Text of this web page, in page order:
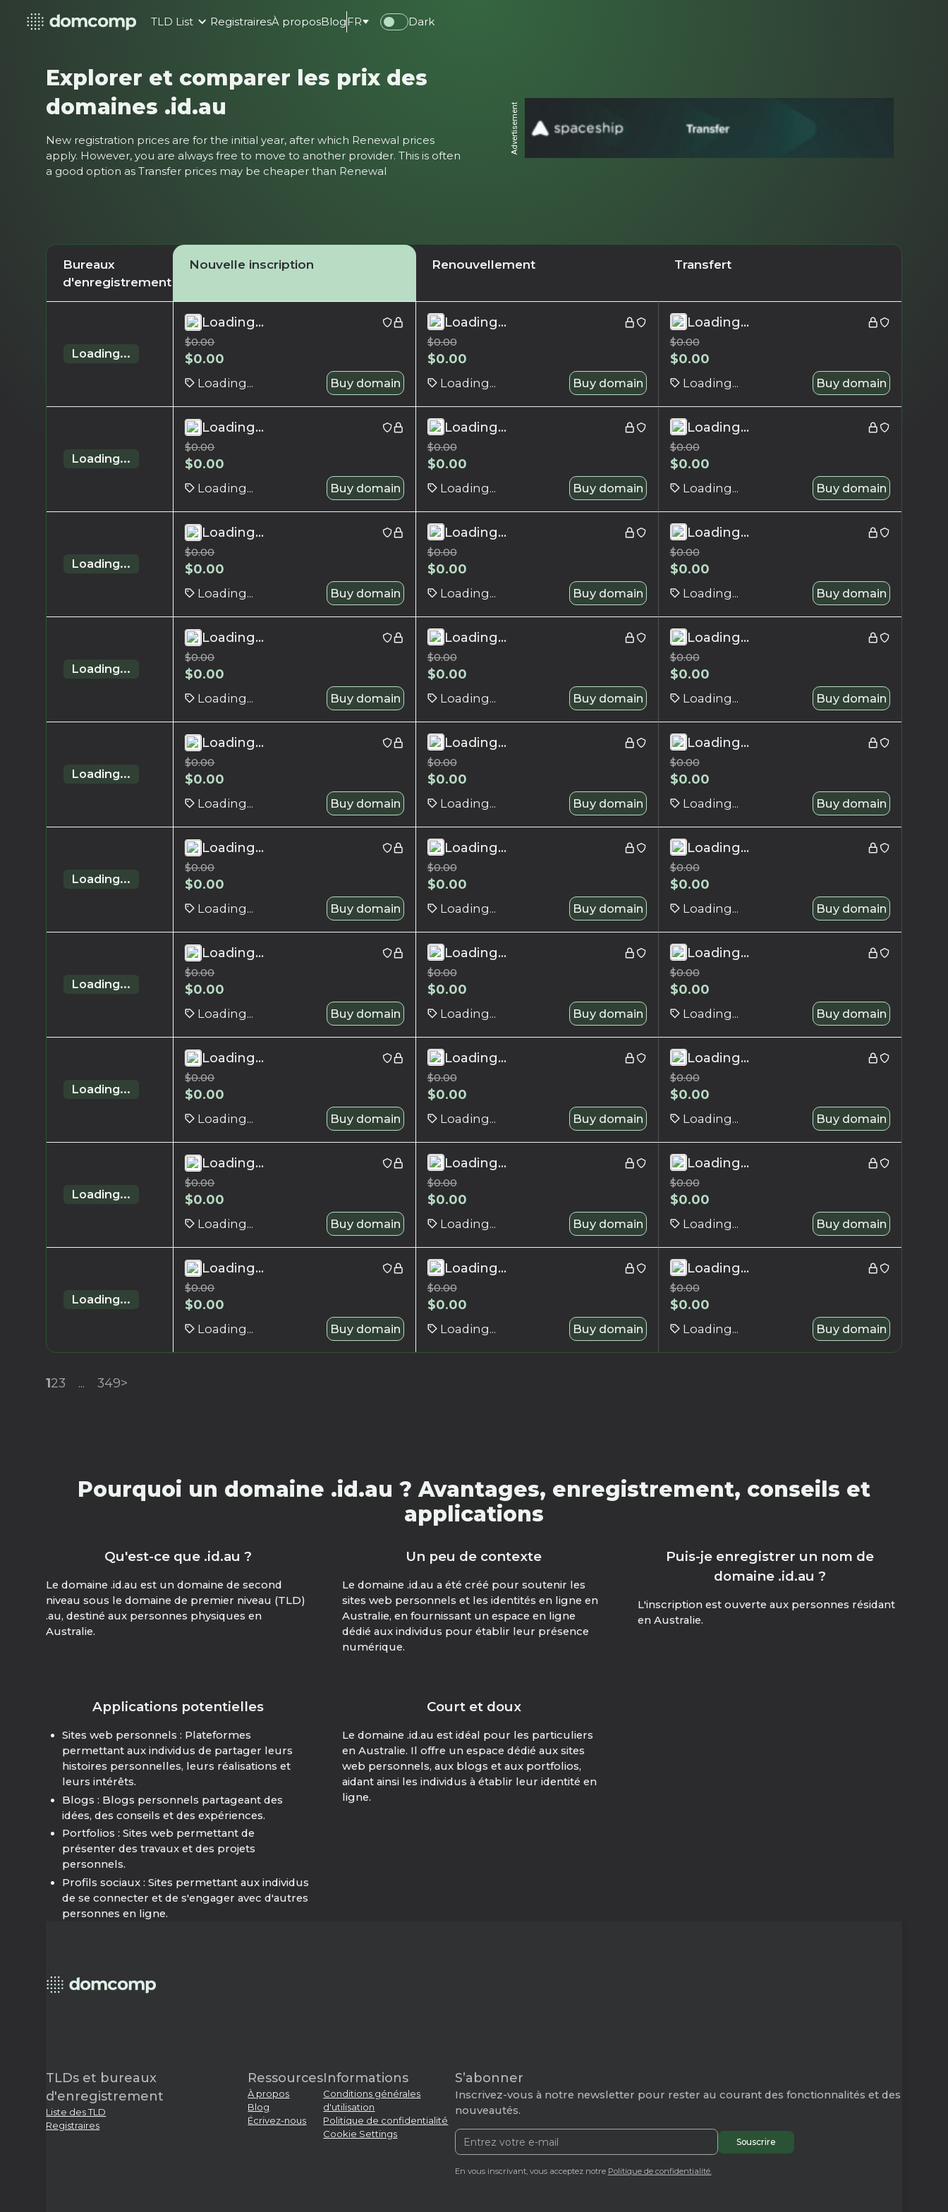
TLD List RegistrairesÀ proposBlog FR Dark
Explorer et comparer les prix des
domaines .id.au
New registration prices are for the initial year, after which Renewal prices
apply. However, you are always free to move to another provider. This is often
a good option as Transfer prices may be cheaper than Renewal
Advertisement
Bureaux
d'enregistrement
Nouvelle inscription Renouvellement Transfert
Loading...
Loading...
$0.00
$0.00
Loading... Buy domain
Loading...
$0.00
$0.00
Loading... Buy domain
Loading...
$0.00
$0.00
Loading... Buy domain
Loading...
Loading...
$0.00
$0.00
Loading... Buy domain
Loading...
$0.00
$0.00
Loading... Buy domain
Loading...
$0.00
$0.00
Loading... Buy domain
Loading...
Loading...
$0.00
$0.00
Loading... Buy domain
Loading...
$0.00
$0.00
Loading... Buy domain
Loading...
$0.00
$0.00
Loading... Buy domain
Loading...
Loading...
$0.00
$0.00
Loading... Buy domain
Loading...
$0.00
$0.00
Loading... Buy domain
Loading...
$0.00
$0.00
Loading... Buy domain
Loading...
Loading...
$0.00
$0.00
Loading... Buy domain
Loading...
$0.00
$0.00
Loading... Buy domain
Loading...
$0.00
$0.00
Loading... Buy domain
Loading...
Loading...
$0.00
$0.00
Loading... Buy domain
Loading...
$0.00
$0.00
Loading... Buy domain
Loading...
$0.00
$0.00
Loading... Buy domain
Loading...
Loading...
$0.00
$0.00
Loading... Buy domain
Loading...
$0.00
$0.00
Loading... Buy domain
Loading...
$0.00
$0.00
Loading... Buy domain
Loading...
Loading...
$0.00
$0.00
Loading... Buy domain
Loading...
$0.00
$0.00
Loading... Buy domain
Loading...
$0.00
$0.00
Loading... Buy domain
Loading...
Loading...
$0.00
$0.00
Loading... Buy domain
Loading...
$0.00
$0.00
Loading... Buy domain
Loading...
$0.00
$0.00
Loading... Buy domain
Loading...
Loading...
$0.00
$0.00
Loading... Buy domain
Loading...
$0.00
$0.00
Loading... Buy domain
Loading...
$0.00
$0.00
Loading... Buy domain
123 ... 349>
Pourquoi un domaine .id.au ? Avantages, enregistrement, conseils et
applications
Qu'est-ce que .id.au ?
Le domaine .id.au est un domaine de second
niveau sous le domaine de premier niveau (TLD)
.au, destiné aux personnes physiques en
Australie.
Un peu de contexte
Le domaine .id.au a été créé pour soutenir les
sites web personnels et les identités en ligne en
Australie, en fournissant un espace en ligne
dédié aux individus pour établir leur présence
numérique.
Puis-je enregistrer un nom de
domaine .id.au ?
L'inscription est ouverte aux personnes résidant
en Australie.
Applications potentielles
Sites web personnels : Plateformes
permettant aux individus de partager leurs
histoires personnelles, leurs réalisations et
leurs intérêts.
Blogs : Blogs personnels partageant des
idées, des conseils et des expériences.
Portfolios : Sites web permettant de
présenter des travaux et des projets
personnels.
Profils sociaux : Sites permettant aux individus
de se connecter et de s'engager avec d'autres
personnes en ligne.
Court et doux
Le domaine .id.au est idéal pour les particuliers
en Australie. Il offre un espace dédié aux sites
web personnels, aux blogs et aux portfolios,
aidant ainsi les individus à établir leur identité en
ligne.
TLDs et bureaux
d'enregistrement
Liste des TLD
Registraires
Ressources
À propos
Blog
Écrivez-nous
Informations
Conditions générales
d'utilisation
Politique de confidentialité
Cookie Settings
S’abonner
Inscrivez-vous à notre newsletter pour rester au courant des fonctionnalités et des
nouveautés.
En vous inscrivant, vous acceptez notre Politique de confidentialité.